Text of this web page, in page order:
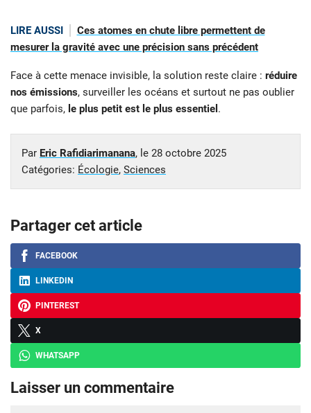
LIRE AUSSI
Ces atomes en chute libre permettent de
mesurer la gravité avec une précision sans précédent
Face à cette menace invisible, la solution reste claire : réduire
nos émissions, surveiller les océans et surtout ne pas oublier
que parfois, le plus petit est le plus essentiel .
Par Eric Rafidiarimanana, le 28 octobre 2025
Catégories: Écologie, Sciences
Partager cet article
FACEBOOK
LINKEDIN
PINTEREST
X
WHATSAPP
Laisser un commentaire